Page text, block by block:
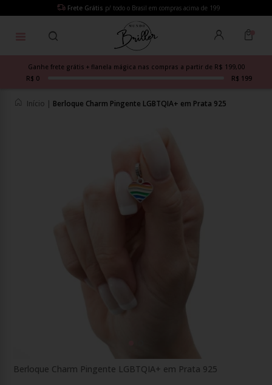
Frete Grátis p/ todo o Brasil em compras acima de 199
Ganhe frete grátis + flanela mágica nas compras a partir de R$ 199,00
R$ 0
R$ 199
Início | Berloque Charm Pingente LGBTQIA+ em Prata 925
Berloque Charm Pingente LGBTQIA+ em Prata 925